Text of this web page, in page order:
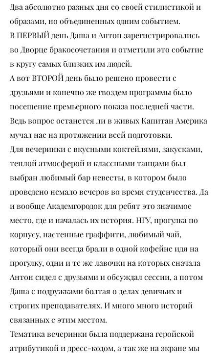
Два абсолютно разных дня со своей стилистикой и
образами, но объединенных одним событием.
В ПЕРВЫЙ день Даша и Антон зарегистрировались
во Дворце бракосочетания и отметили это событие
в кругу самых близких им людей.
А вот ВТОРОЙ день было решено провести с
друзьями и конечно же гвоздем программы было
посещение премьерного показа последней части.
Ведь вопрос останется ли в живых Капитан Америка
мучал нас на протяжении всей подготовки.
Для вечеринки с вкусными коктейлями, закусками,
теплой атмосферой и классными танцами был
выбран любимый бар невесты, в котором было
проведено немало вечеров во время студенчества. Да
и вообще Академгородок для ребят это значимое
место, где и началась их история. НГУ, прогулка по
корпусу, настенные граффити, любимый чай,
который они всегда брали в одной кофейне идя на
прогулку, одни и те же лавочки на которых сначала
Антон сидел с друзьями и обсуждал сессии, а потом
Даша с подружками болтая о делах девичьих и
строгих преподавателях. И много много историй
связанных с этим местом.
Тематика вечеринки была поддержана геройской
атрибутикой и дресс-кодом, а так же на экране мы